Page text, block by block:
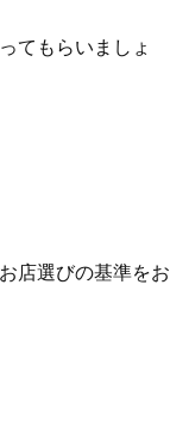
てもらいましょ
店選びの基準をお